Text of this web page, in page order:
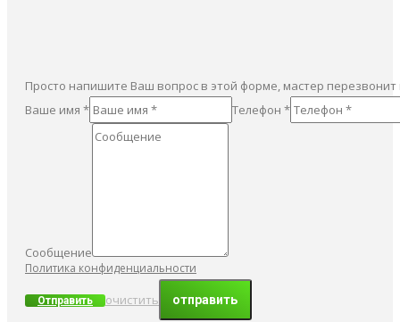
Просто напишите Ваш вопрос в этой форме, мастер
Ваше имя *
Телефон *
Сообщение
Политика конфиденциальности
Отправить очистить